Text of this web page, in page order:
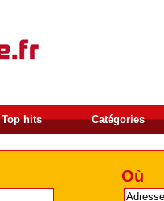
Top hits Catégories
Où